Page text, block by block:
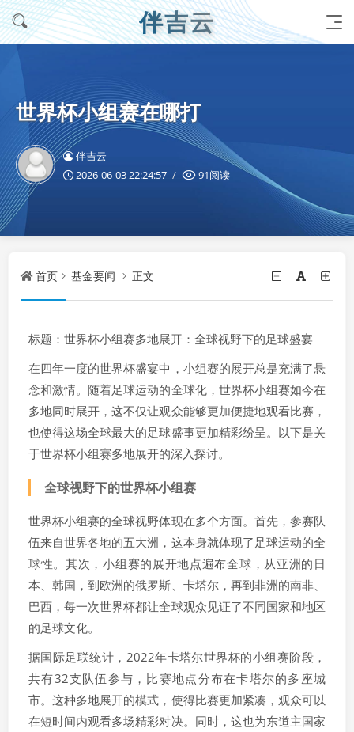
伴吉云
世界杯小组赛在哪打
伴吉云
2026-06-03 22:24:57
91阅读
首页 基金要闻 正文
标题：世界杯小组赛多地展开：全球视野下的足球盛宴
在四年一度的世界杯盛宴中，小组赛的展开总是充满了悬
念和激情。随着足球运动的全球化，世界杯小组赛如今在
多地同时展开，这不仅让观众能够更加便捷地观看比赛，
也使得这场全球最大的足球盛事更加精彩纷呈。以下是关
于世界杯小组赛多地展开的深入探讨。
全球视野下的世界杯小组赛
世界杯小组赛的全球视野体现在多个方面。首先，参赛队
伍来自世界各地的五大洲，这本身就体现了足球运动的全
球性。其次，小组赛的展开地点遍布全球，从亚洲的日
本、韩国，到欧洲的俄罗斯、卡塔尔，再到非洲的南非、
巴西，每一次世界杯都让全球观众见证了不同国家和地区
的足球文化。
据国际足联统计，2022年卡塔尔世界杯的小组赛阶段，
共有32支队伍参与，比赛地点分布在卡塔尔的多座城
市。这种多地展开的模式，使得比赛更加紧凑，观众可以
在短时间内观看多场精彩对决。同时，这也为东道主国家